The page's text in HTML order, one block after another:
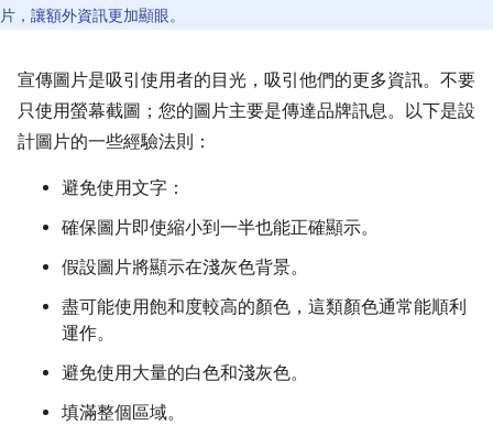
片，讓額外資訊更加顯眼。
宣傳圖片是吸引使用者的目光，吸引他們的更多資訊。不要
只使用螢幕截圖；您的圖片主要是傳達品牌訊息。以下是設
計圖片的一些經驗法則：
避免使用文字：
確保圖片即使縮小到一半也能正確顯示。
假設圖片將顯示在淺灰色背景。
盡可能使用飽和度較高的顏色，這類顏色通常能順利
運作。
避免使用大量的白色和淺灰色。
填滿整個區域。